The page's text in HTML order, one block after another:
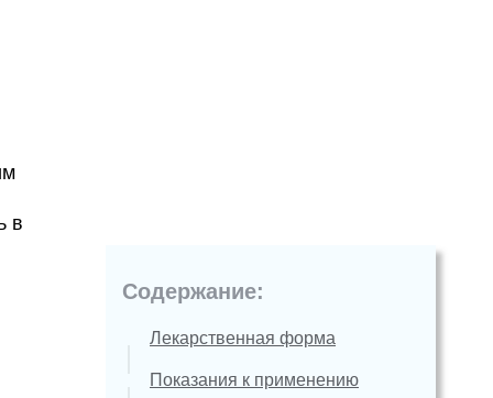
в
Содержание:
Лекарственная форма
Показания к применению